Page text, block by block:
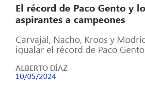
El récord de Paco Gento y
aspirantes a campeones
Carvajal, Nacho, Kroos y
igualar el récord de Paco
ALBERTO DÍAZ
10/05/2024